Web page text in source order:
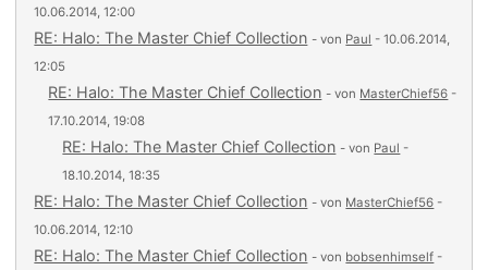
10.06.2014, 12:00
RE: Halo: The Master Chief Collection - von Paul - 10.06.2014,
12:05
RE: Halo: The Master Chief Collection - von MasterChief56 -
17.10.2014, 19:08
RE: Halo: The Master Chief Collection - von Paul -
18.10.2014, 18:35
RE: Halo: The Master Chief Collection - von MasterChief56 -
10.06.2014, 12:10
RE: Halo: The Master Chief Collection - von bobsenhimself -